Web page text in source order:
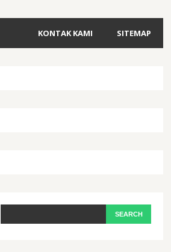
KONTAK KAMI SITEMAP